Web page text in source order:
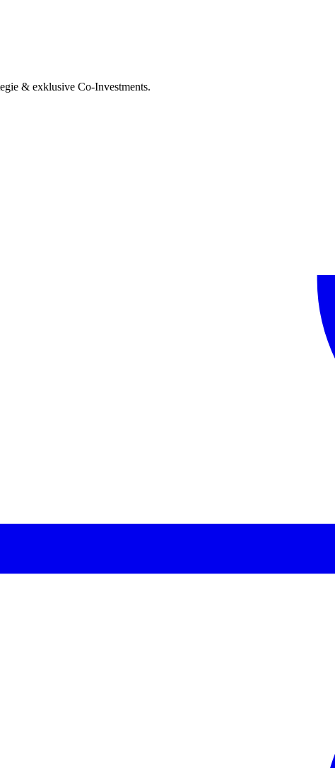
& exklusive Co-Investments.